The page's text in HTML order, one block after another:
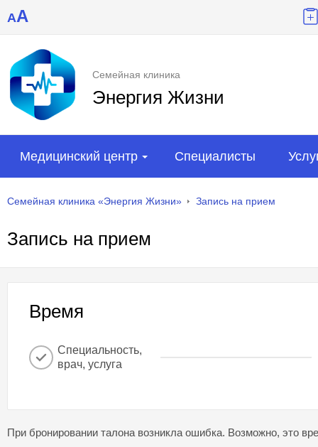
AA
Семейная клиника
Энергия Жизни
Медицинский центр Специалисты
Семейная клиника «Энергия Жизни» Запись на прием
Запись на прием
Время
Специальность,
врач, услуга
При бронировании талона возникла ошибка. Возможно, это